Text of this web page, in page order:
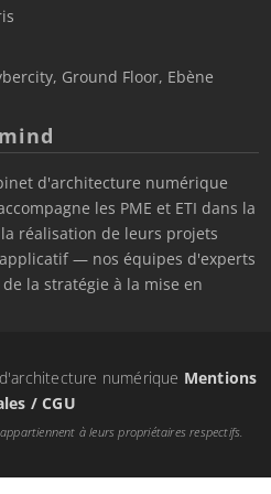
Ground Floor, Ebène
d'architecture numérique
les PME et ETI dans la
réalisation de leurs projets
— nos équipes d'experts
la stratégie à la mise en
numérique Mentions
/ CGU
à leurs propriétaires respectifs.